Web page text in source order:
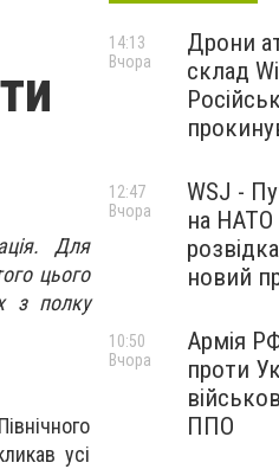
Для
цього
з полку
усі
Дрони
склад
14:13
Вчора
WSJ -
на НАТО
новий
12:47
Вчора
Армія
проти
ППО
10:50
Вчора